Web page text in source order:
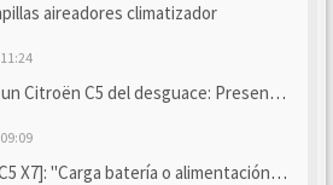
aireadores climatizador
C5 del desguace: Presentación y seguimiento
X7]: "Carga batería o alimentación eléctri...